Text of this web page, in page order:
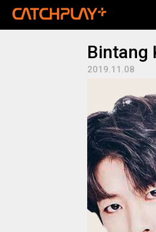
Bintang
2019.11.08